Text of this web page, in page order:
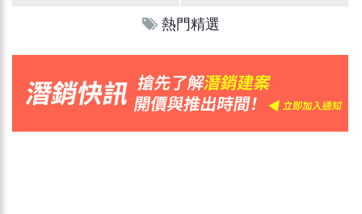
熱門精選